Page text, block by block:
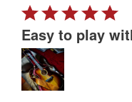
Rated
5
out
of
5
Easy to play